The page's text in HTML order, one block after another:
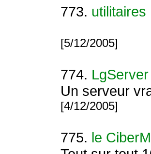
773. utilitaires
[5/12/2005]
774. LgServer
Un serveur
[4/12/2005]
775. le